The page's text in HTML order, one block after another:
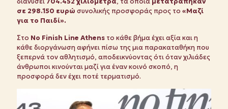
σε 298.150 ευρώ συνολικής προσφοράς προς το «Μαζί
για το Παιδί».
Στο No Finish Line Athens το κάθε βήμα έχει αξία και η
κάθε διοργάνωση αφήνει πίσω της μια παρακαταθήκη που
ξεπερνά τον αθλητισμό, αποδεικνύοντας ότι όταν χιλιάδες
άνθρωποι κινούνται μαζί για έναν κοινό σκοπό, η
προσφορά δεν έχει ποτέ τερματισμό.